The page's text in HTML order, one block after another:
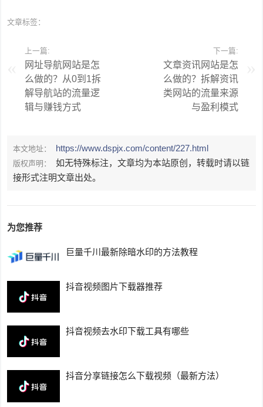
文章标签：
上一篇:
网址导航网站是怎
么做的？从0到1拆
解导航站的流量逻
辑与赚钱方式
下一篇:
文章资讯网站是怎
么做的？拆解资讯
类网站的流量来源
与盈利模式
本文地址： https://www.dspjx.com/content/227.html
版权声明：
如无特殊标注，文章均为本站原创，转载时请以链
接形式注明文章出处。
为您推荐
巨量千川最新除暗水印的方法教程
抖音视频图片下载器推荐
抖音视频去水印下载工具有哪些
抖音分享链接怎么下载视频（最新方法）